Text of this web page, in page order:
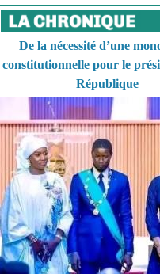
De la nécessité d’une
constitutionnelle pour le
République